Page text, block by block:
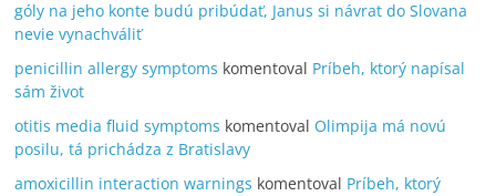
góly na jeho konte budú pribúdať, Janus si návrat do Slovana
nevie vynachváliť
penicillin allergy symptoms komentoval Príbeh, ktorý napísal
sám život
otitis media fluid symptoms komentoval Olimpija má novú
posilu, tá prichádza z Bratislavy
amoxicillin interaction warnings komentoval Príbeh, ktorý